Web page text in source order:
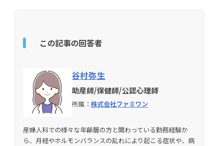
この記事の回答者
谷村弥生
助産師/保健師/公認心理師
所属： 株式会社ファミワン
産婦人科での様々な年齢層の方と関わっている勤務経験か
ら、月経やホルモンバランスの乱れにより起こる症状や、病